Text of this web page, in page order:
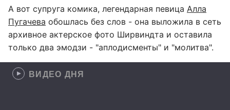
А вот супруга комика, легендарная певица Алла
Пугачева обошлась без слов - она выложила в сеть
архивное актерское фото Ширвиндта и оставила
только два эмодзи - "аплодисменты" и "молитва".
ВИДЕО ДНЯ